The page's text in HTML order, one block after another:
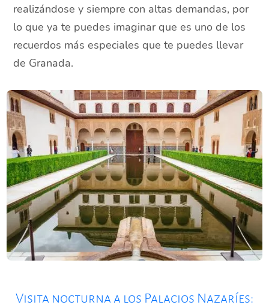
realizándose y siempre con altas demandas, por
lo que ya te puedes imaginar que es uno de los
recuerdos más especiales que te puedes llevar
de Granada.
Visita nocturna a los Palacios Nazaríes: